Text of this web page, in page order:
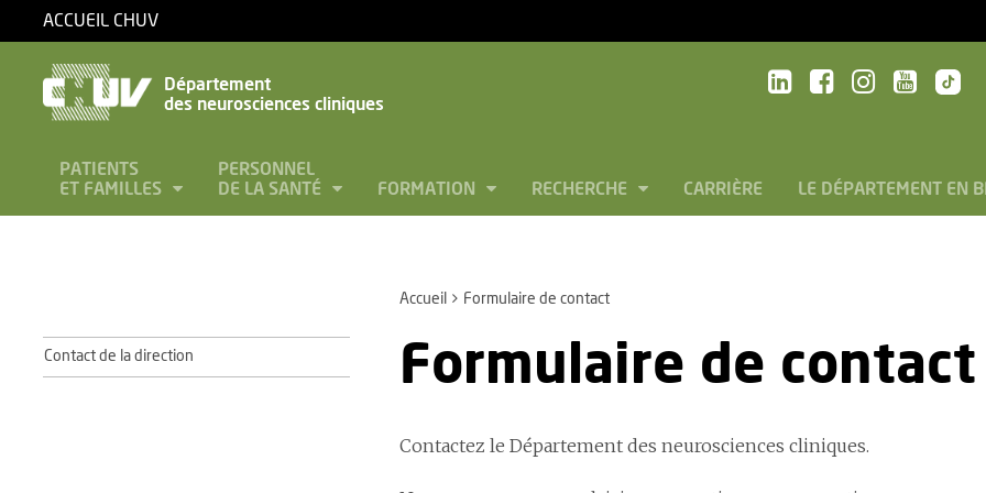
ACCUEIL CHUV
Département
des neurosciences cliniques
PATIENTS
ET FAMILLES
PERSONNEL
DE LA SANTÉ
FORMATION RECHERCHE CARRIÈRE LE DÉPARTEMENT EN
Accueil Formulaire de contact
Contact de la direction Formulaire de contact
Contactez le Département des neurosciences cliniques.